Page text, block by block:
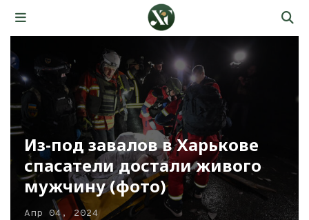
Из-под завалов в Харькове
спасатели достали живого
мужчину (фото)
Апр 04, 2024